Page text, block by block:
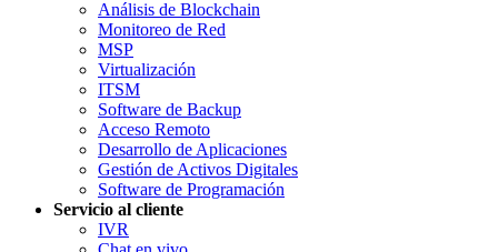
Análisis de Blockchain
Monitoreo de Red
MSP
Virtualización
ITSM
Software de Backup
Acceso Remoto
Desarrollo de Aplicaciones
Gestión de Activos Digitales
Software de Programación
Servicio al cliente
IVR